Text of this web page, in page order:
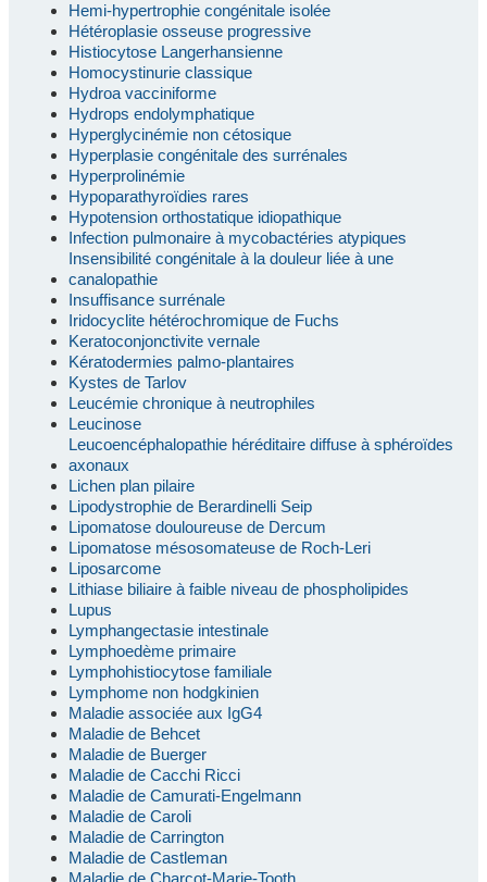
Hemi-hypertrophie congénitale isolée
Hétéroplasie osseuse progressive
Histiocytose Langerhansienne
Homocystinurie classique
Hydroa vacciniforme
Hydrops endolymphatique
Hyperglycinémie non cétosique
Hyperplasie congénitale des surrénales
Hyperprolinémie
Hypoparathyroïdies rares
Hypotension orthostatique idiopathique
Infection pulmonaire à mycobactéries atypiques
Insensibilité congénitale à la douleur liée à une
canalopathie
Insuffisance surrénale
Iridocyclite hétérochromique de Fuchs
Keratoconjonctivite vernale
Kératodermies palmo-plantaires
Kystes de Tarlov
Leucémie chronique à neutrophiles
Leucinose
Leucoencéphalopathie héréditaire diffuse à sphéroïdes
axonaux
Lichen plan pilaire
Lipodystrophie de Berardinelli Seip
Lipomatose douloureuse de Dercum
Lipomatose mésosomateuse de Roch-Leri
Liposarcome
Lithiase biliaire à faible niveau de phospholipides
Lupus
Lymphangectasie intestinale
Lymphoedème primaire
Lymphohistiocytose familiale
Lymphome non hodgkinien
Maladie associée aux IgG4
Maladie de Behcet
Maladie de Buerger
Maladie de Cacchi Ricci
Maladie de Camurati-Engelmann
Maladie de Caroli
Maladie de Carrington
Maladie de Castleman
Maladie de Charcot-Marie-Tooth